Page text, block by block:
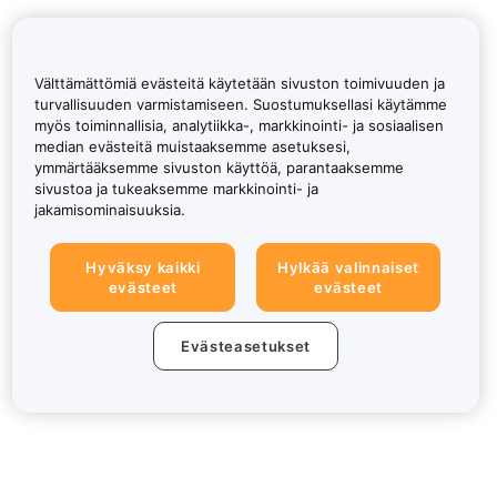
Välttämättömiä evästeitä käytetään sivuston toimivuuden ja
turvallisuuden varmistamiseen. Suostumuksellasi käytämme
myös toiminnallisia, analytiikka-, markkinointi- ja sosiaalisen
median evästeitä muistaaksemme asetuksesi,
ymmärtääksemme sivuston käyttöä, parantaaksemme
sivustoa ja tukeaksemme markkinointi- ja
jakamisominaisuuksia.
Hyväksy kaikki
evästeet
Hylkää valinnaiset
evästeet
Evästeasetukset